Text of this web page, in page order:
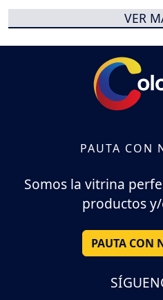
VER
PAUTA CON
Somos la vitrina
productos
PAUTA CON